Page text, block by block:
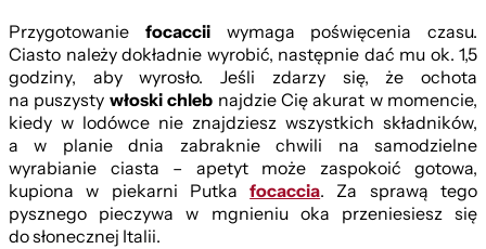
Przygotowanie focacciiwymaga poświęcenia czasu.
Ciasto należy dokładnie wyrobić, następnie dać mu ok. 1,5
godziny, aby wyrosło. Jeśli zdarzy się, że ochota
na puszysty włoski chleb najdzie Cię akurat w momencie,
kiedy w lodówce nie znajdziesz wszystkich składników,
a w planie dnia zabraknie chwili na samodzielne
wyrabianie ciasta – apetyt może zaspokoić gotowa,
kupiona w piekarni Putkafocaccia. Za sprawą tego
pysznego pieczywa w mgnieniu oka przeniesiesz się
do słonecznej Italii.